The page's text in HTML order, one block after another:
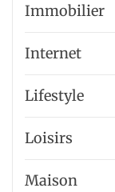
Immobilier
Internet
Lifestyle
Loisirs
Maison